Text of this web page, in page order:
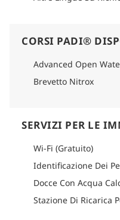
CORSI PADI®
Advanced Open
Brevetto Nitrox
SERVIZI PER LE
Wi-Fi (Gratuito)
Identificazione Dei
Docce Con Acqua
Stazione Di Ricarica